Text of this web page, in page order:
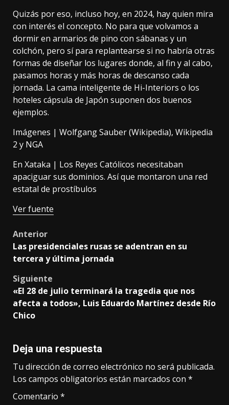
Quizás por eso, incluso hoy, en 2024, hay quien mira
con interés el concepto. No para que volvamos a
dormir en armarios de pino con sábanas y un
colchón, pero sí para replantearse si no habría otras
formas de diseñar los lugares donde, al fin y al cabo,
pasamos horas y más horas de descanso cada
jornada. La cama inteligente de Hi-Interiors o los
hoteles cápsula de Japón suponen dos buenos
ejemplos.
Imágenes | Wolfgang Sauber (Wikipedia), Wikipedia
2 y NGA
En Xataka | Los Reyes Católicos necesitaban
apaciguar sus dominios. Así que montaron una red
estatal de prostíbulos
Ver fuente
Post
navigation
Anterior
Las presidenciales rusas se adentran en su
tercera y última jornada
Siguiente
«El 28 de julio terminará la tragedia que nos
afecta a todos», Luis Eduardo Martínez desde Río
Chico
Deja una respuesta
Tu dirección de correo electrónico no será publicada.
Los campos obligatorios están marcados con *
Comentario *